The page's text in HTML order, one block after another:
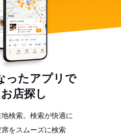
ったアプリで
店探し
検索。検索が快適に
をスムーズに検索